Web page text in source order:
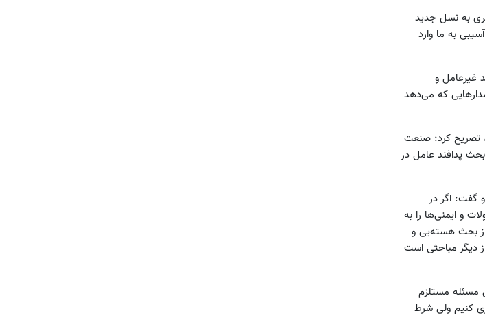
به نسل جدید
به ما وارد
غیرعامل و
که می‌دهد
تصریح کرد: صنعت
پدافند عامل در
گفت: اگر در
و ایمنی‌ها را به
از بحث هسته‌یی و
دیگر مباحثی است
مسئله مستلزم
کنیم ولی شرط